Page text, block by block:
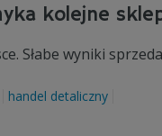
kolejne
Słabe wyniki
handel detaliczny